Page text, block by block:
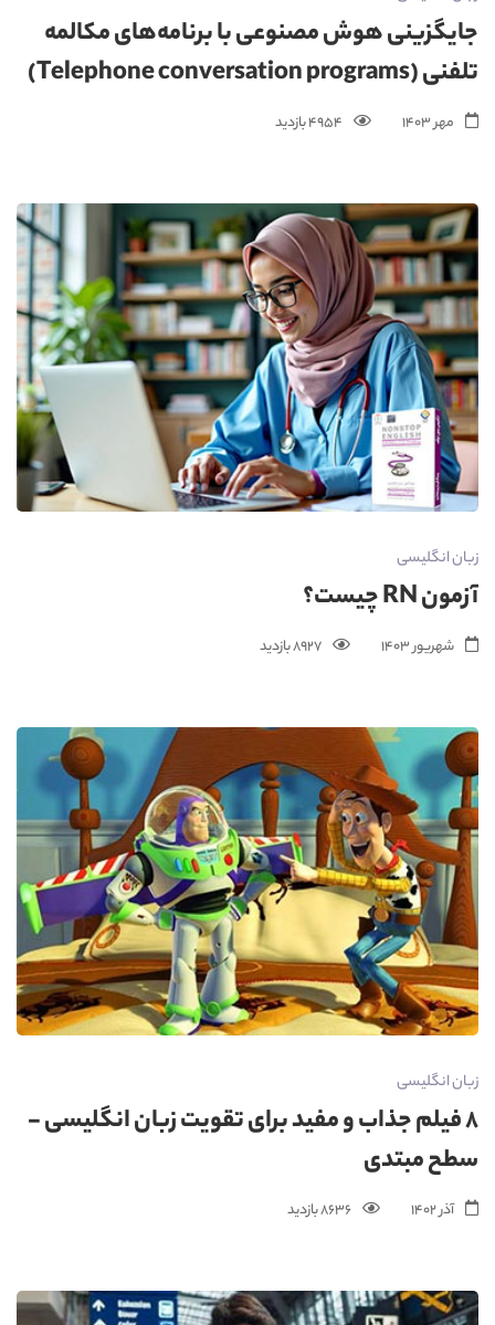
جایگزینی هوش مصنوعی با برنامه‌های مکالمه
تلفنی (Telephone conversation programs)
مهر 1403 4954 بازدید
زبان انگلیسی
آزمون RN چیست؟
شهریور 1403 8927 بازدید
زبان انگلیسی
8 فیلم جذاب و مفید برای تقویت زبان انگلیسی -
سطح مبتدی
آذر 1402 8636 بازدید